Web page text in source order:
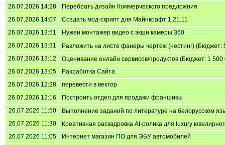
26.07.2026 14:28
Перебрать дизайн Коммерческого предложния
26.07.2026 14:07
Создать мод-скрипт для Майнкрафт 1.21.11
26.07.2026 13:51
Нужен монтажер видео с экшн камеры 360
26.07.2026 13:31
Разложить на листе фанеры чертеж (нестинг) (Бюджет:
26.07.2026 13:12
Оценивание онлайн сервисов/продуктов (Бюджет: 1 500
26.07.2026 13:05
Разработка Сайта
26.07.2026 12:28
перевести в вектор
26.07.2026 12:16
Построить отдел для продажи франшизы
26.07.2026 11:50
Выполнение заданий по литературе на белорусском
26.07.2026 11:30
Креативная раскадровка AI-ролика для luxury
26.07.2026 11:05
Интернет магазин ПО для ЭБУ автомобилей